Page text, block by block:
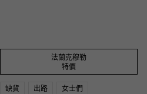
法蘭克穆勒
特價
缺貨 出路 女士們